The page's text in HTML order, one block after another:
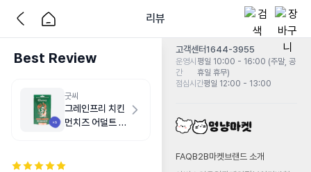
리뷰
Best Review
굿씨
그레인프리 치킨
먼치즈 어덜트 스
고객센터1644-3955
운영시
간
평일 10:00 - 16:00 (주말, 공
휴일 휴무)
점심시간평일 12:00 - 13:00
FAQB2B마켓 브랜드 소개